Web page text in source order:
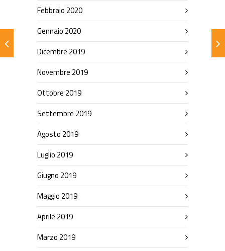
Febbraio 2020
Gennaio 2020
Dicembre 2019
Novembre 2019
Ottobre 2019
Settembre 2019
Agosto 2019
Luglio 2019
Giugno 2019
Maggio 2019
Aprile 2019
Marzo 2019